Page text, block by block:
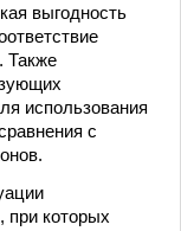
выгодность
Также
использования
с
при которых